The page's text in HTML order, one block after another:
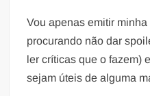
Vou apenas emitir
procurando não dar
ler críticas que o fazem)
sejam úteis de alguma